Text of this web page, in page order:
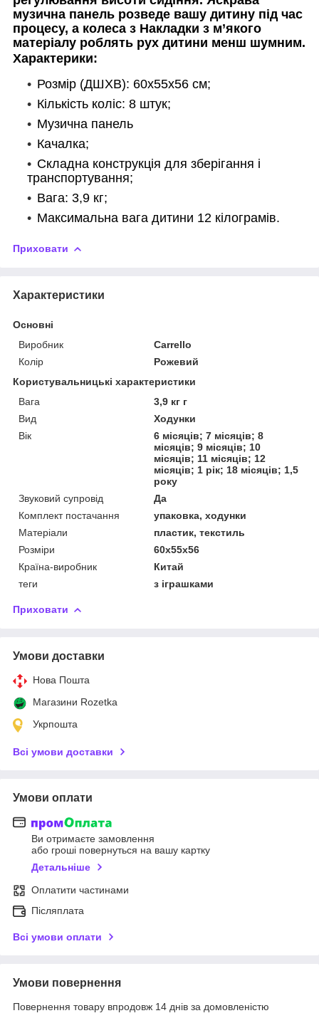
музична панель розведе вашу дитину під час
процесу, а колеса з Накладки з м’якого
матеріалу роблять рух дитини менш шумним.
Характерики:
Розмір (ДШХВ): 60х55х56 см;
Кількість коліс: 8 штук;
Музична панель
Качалка;
Складна конструкція для зберігання і
транспортування;
Вага: 3,9 кг;
Максимальна вага дитини 12 кілограмів.
Приховати
Характеристики
Основні
Виробник
Carrello
Колір
Рожевий
Користувальницькі характеристики
Вага
3,9 кг г
Вид
Ходунки
Вік
6 місяців; 7 місяців; 8
місяців; 9 місяців; 10
місяців; 11 місяців; 12
місяців; 1 рік; 18 місяців; 1,5
року
Звуковий супровід
Да
Комплект постачання
упаковка, ходунки
Матеріали
пластик, текстиль
Розміри
60х55х56
Країна-виробник
Китай
теги
з іграшками
Приховати
Умови доставки
Нова Пошта
Магазини Rozetka
Укрпошта
Всі умови доставки
Умови оплати
Ви отримаєте замовлення
або гроші повернуться на вашу картку
Детальніше
Оплатити частинами
Післяплата
Всі умови оплати
Умови повернення
Повернення товару впродовж 14 днів за домовленістю